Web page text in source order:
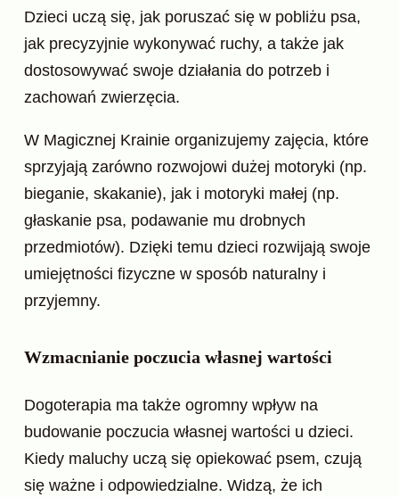
Dzieci uczą się, jak poruszać się w pobliżu psa,
jak precyzyjnie wykonywać ruchy, a także jak
dostosowywać swoje działania do potrzeb i
zachowań zwierzęcia.
W Magicznej Krainie organizujemy zajęcia, które
sprzyjają zarówno rozwojowi dużej motoryki (np.
bieganie, skakanie), jak i motoryki małej (np.
głaskanie psa, podawanie mu drobnych
przedmiotów). Dzięki temu dzieci rozwijają swoje
umiejętności fizyczne w sposób naturalny i
przyjemny.
Wzmacnianie poczucia własnej wartości
Dogoterapia ma także ogromny wpływ na
budowanie poczucia własnej wartości u dzieci.
Kiedy maluchy uczą się opiekować psem, czują
się ważne i odpowiedzialne. Widzą, że ich